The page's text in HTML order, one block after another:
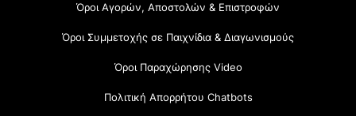
Όροι Αγορών, Αποστολών & Επιστροφών
Όροι Συμμετοχής σε Παιχνίδια & Διαγωνισμούς
Όροι Παραχώρησης Video
Πολιτική Απορρήτου Chatbots